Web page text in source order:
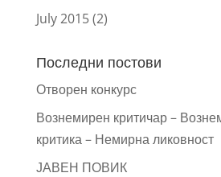
July 2015(2)
Последни постови
Отворен конкурс
Вознемирен критичар –
критика – Немирна ликовност
ЈАВЕН ПОВИК